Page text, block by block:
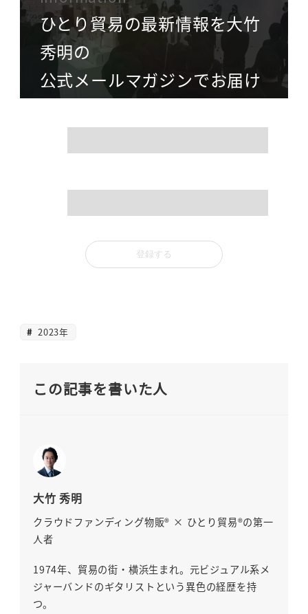
ひとり貿易の最新情報を大竹
秀明の
公式メールマガジンでお届け
2023年
この記事を書いた人
大竹 秀明
クラウドファンディング物販® × ひとり貿易®の第一
人者
1974年、貿易の街・横浜生まれ。元ビジュアル系メ
ジャーバンドのギタリストという異色の経歴を持
つ。